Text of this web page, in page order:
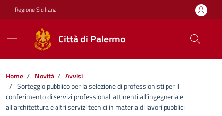
Vai ai contenuti
Vai al footer
Regione Siciliana
Città di Palermo
Home / Novità / Avvisi
/ Sorteggio pubblico per la selezione di professionisti per il
conferimento di servizi professionali attinenti all’ingegneria e
all’architettura e altri servizi tecnici in materia di lavori pubblici